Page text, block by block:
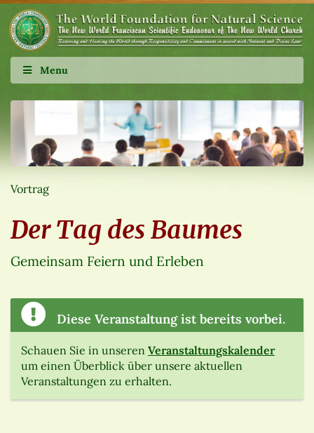
Menu
Vortrag
Der Tag des Baumes
Gemeinsam Feiern und Erleben
Diese Veranstaltung ist bereits vorbei.
Schauen Sie in unseren Veranstaltungskalender
um einen Überblick über unsere aktuellen
Veranstaltungen zu erhalten.